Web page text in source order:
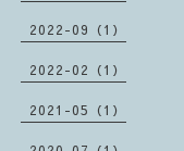
2022-09（1）
2022-02（1）
2021-05（1）